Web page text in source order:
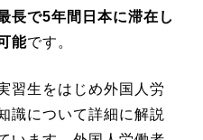
長で5年間日本に滞在し
能です。
習生をはじめ外国人労
識について詳細に解説